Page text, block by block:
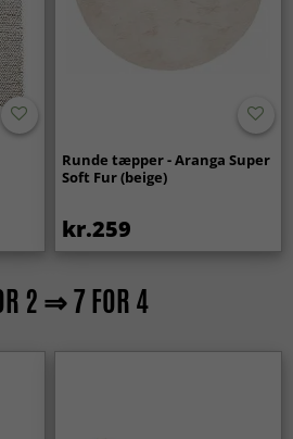
Runde tæpper - Aranga Super
Soft Fur (beige)
kr.259
2 ⇒ 7 FOR 4